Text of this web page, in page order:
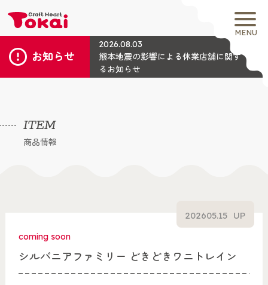
MENU
お知らせ
2026.08.03
熊本地震の影響による休業店舗に関す
るお知らせ
ITEM
商品情報
coming soon
シルバニアファミリー どきどきワニトレイン
202605.15 UP